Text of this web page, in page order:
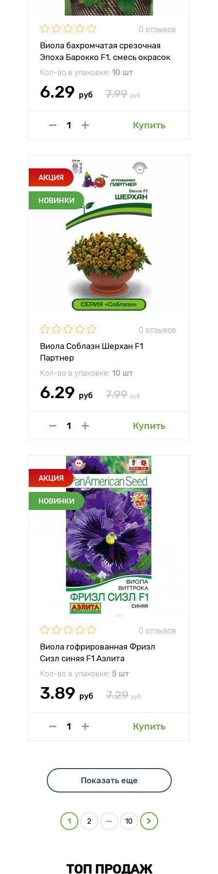
0 отзывов
Виола бахромчатая срезочная
Эпоха Барокко F1, смесь окрасок
Партнер
Кол-во в упаковке: 10 шт
6.29 руб 7.99 руб
Купить
АКЦИЯ
НОВИНКИ
0 отзывов
Виола Соблазн Шерхан F1
Партнер
Кол-во в упаковке: 10 шт
6.29 руб 7.99 руб
Купить
АКЦИЯ
НОВИНКИ
0 отзывов
Виола гофрированная Фризл
Сизл синяя F1 Аэлита
Кол-во в упаковке: 5 шт
3.89 руб 7.29 руб
Купить
Показать еще
1 2 ... 10
ТОП ПРОДАЖ